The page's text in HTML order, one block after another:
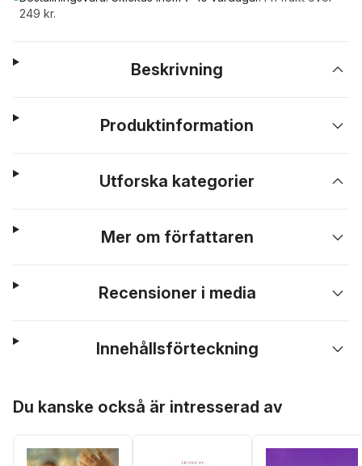
249 kr.
Beskrivning
Produktinformation
Utforska kategorier
Mer om författaren
Recensioner i media
Innehållsförteckning
Du kanske också är intresserad av